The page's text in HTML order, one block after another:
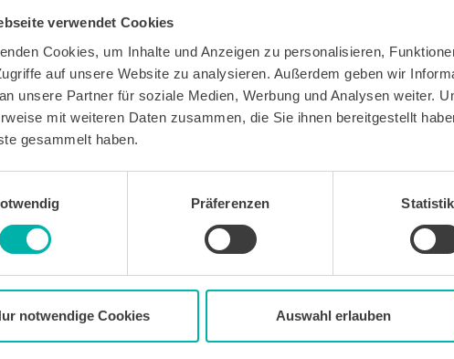
verwendet Cookies
Cookies, um Inhalte und Anzeigen zu personalisieren,
auf unsere Website zu analysieren. Außerdem geben wir
unsere Partner für soziale Medien, Werbung und Analysen weiter.
mit weiteren Daten zusammen, die Sie ihnen bereitgestellt
gesammelt haben.
Präferenzen
notwendige Cookies Auswahl erlauben
dass ich monatlich den kostenlosen Newsletter WirtschaftsKRAFT der INFO -
Pforzheim GmbH erhalte. Um die Inhalte des Newsletters besser auf meine
Interessen auszurichten, stimme ich außerdem zu, hierfür mein
Nutzungsverhalten des Newsletters zu erfassen und auszuwerten.
enthält begleitende Werbeinformationen zu Produkten und
Zukunft durch den in jedem Newsletter enthaltenen Abmeldelink oder
zur Zustellung des Newsletters genutzt. Detaillierte Informationen zum
Daten und der von uns eingesetzten Newsletter-Software Cleverreach
Datenschutzerklärung.
WirtschaftsKRAFT